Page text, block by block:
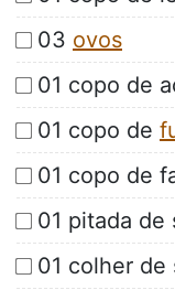
03 ovos
01 copo de
01 copo de
01 copo de
01 pitada de
01 colher de